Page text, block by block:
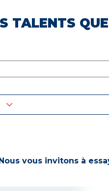
TALENTS
vous invitons à